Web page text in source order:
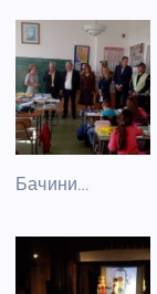
Бачини…